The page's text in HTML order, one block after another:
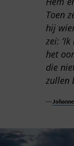
Toen
hij
zei:
het
die
zullen